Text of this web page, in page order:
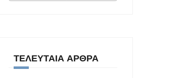
ΤΕΛΕΥΤΑΊΑ ΆΡΘΡΑ